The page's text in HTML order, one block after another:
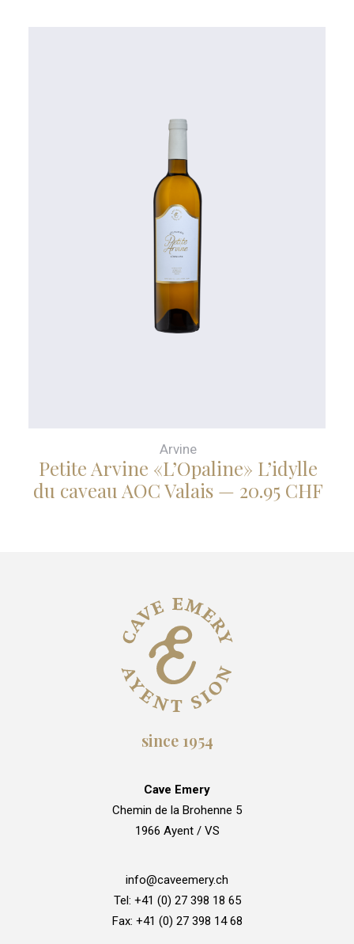
Arvine
Petite Arvine «L’Opaline» L’idylle
du caveau AOC Valais — 20.95 CHF
since 1954
Cave Emery
Chemin de la Brohenne 5
1966 Ayent / VS
info@caveemery.ch
Tel: +41 (0) 27 398 18 65
Fax: +41 (0) 27 398 14 68